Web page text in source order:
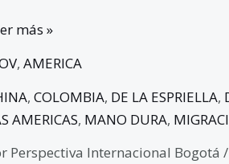
más »
, AMERICA
, COLOMBIA, DE LA ESPRIELLA,
AMERICAS, MANO DURA,
Perspectiva Internacional Bogotá